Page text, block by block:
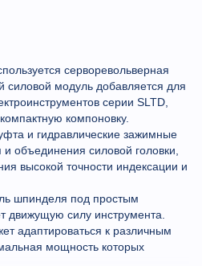
серворевольверная
силовой модуль добавляется для
серии SLTD,
компоновку.
и гидравлические зажимные
объединения силовой головки,
высокой точности индексации и
шпинделя под простым
движущую силу инструмента.
адаптироваться к различным
мощность которых